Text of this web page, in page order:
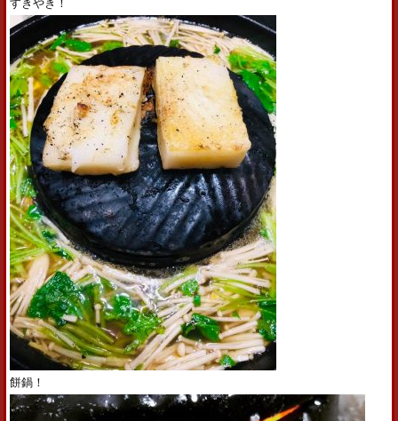
すきやき！
餅鍋！